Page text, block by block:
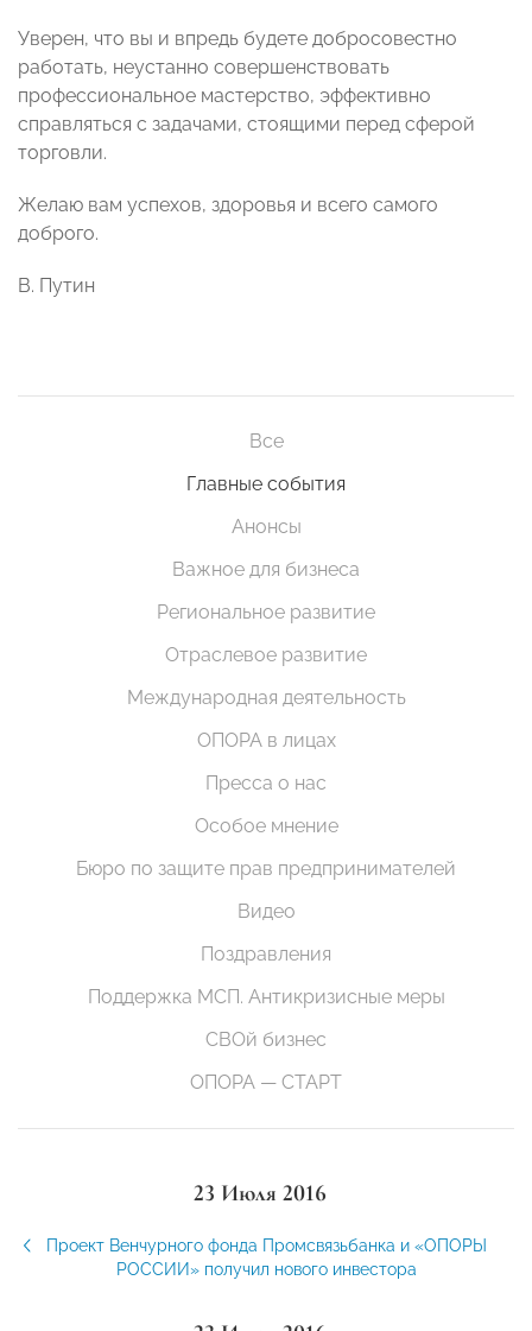
Уверен, что вы и впредь будете добросовестно
работать, неустанно совершенствовать
профессиональное мастерство, эффективно
справляться с задачами, стоящими перед сферой
торговли.
Желаю вам успехов, здоровья и всего самого
доброго.
В. Путин
Все
Главные события
Анонсы
Важное для бизнеса
Региональное развитие
Отраслевое развитие
Международная деятельность
ОПОРА в лицах
Пресса о нас
Особое мнение
Бюро по защите прав предпринимателей
Видео
Поздравления
Поддержка МСП. Антикризисные меры
СВОй бизнес
ОПОРА — СТАРТ
23 Июля 2016
Проект Венчурного фонда Промсвязьбанка и «ОПОРЫ
РОССИИ» получил нового инвестора